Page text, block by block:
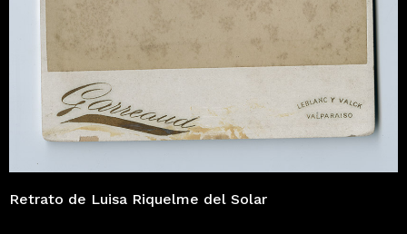
Retrato de Luisa Riquelme del Solar